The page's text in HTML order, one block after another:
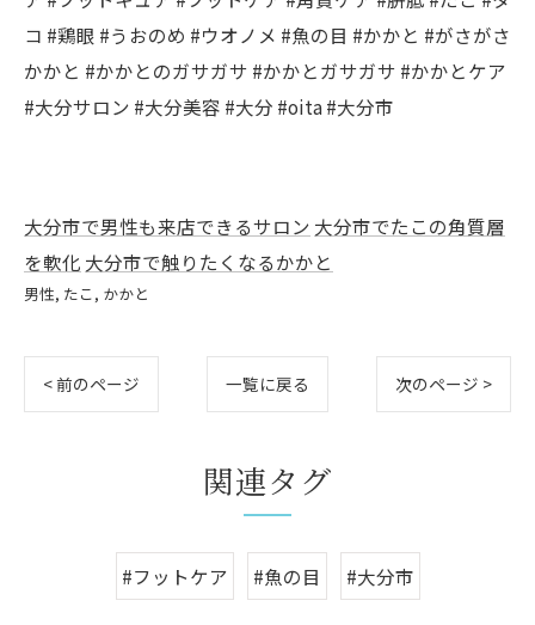
コ #鶏眼 #うおのめ #ウオノメ #魚の目 #かかと #がさがさ
かかと #かかとのガサガサ #かかとガサガサ #かかとケア
#大分サロン #大分美容 #大分 #oita #大分市
大分市で男性も来店できるサロン 大分市でたこの角質層
を軟化 大分市で触りたくなるかかと
男性 たこ かかと
< 前のページ 一覧に戻る 次のページ >
関連タグ
#フットケア #魚の目 #大分市